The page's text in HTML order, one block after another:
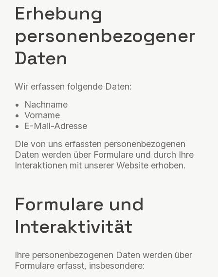
Erhebung
personenbezogener
Daten
Wir erfassen folgende Daten:
Nachname
Vorname
E-Mail-Adresse
Die von uns erfassten personenbezogenen
Daten werden über Formulare und durch Ihre
Interaktionen mit unserer Website erhoben.
Formulare und
Interaktivität
Ihre personenbezogenen Daten werden über
Formulare erfasst, insbesondere: